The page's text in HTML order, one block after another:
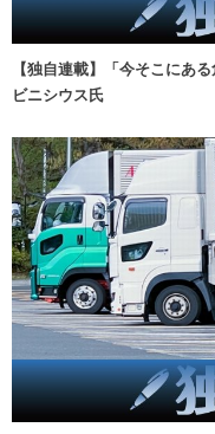
【独自連載】「今そこにあ
ビニシウス氏